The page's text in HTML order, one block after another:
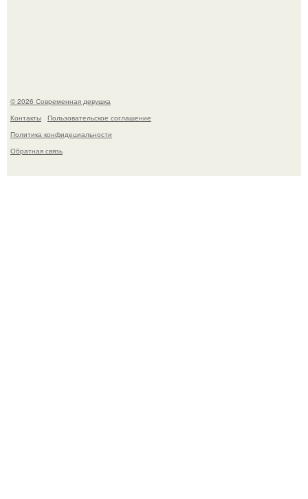
© 2026 Современная девушка
Контакты
Пользовательское соглашение
Политика конфидециальности
Обратная связь